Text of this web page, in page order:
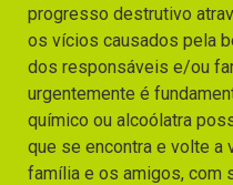
progresso destrutivo
os vícios causados pela
dos responsáveis e/ou
urgentemente é
químico ou alcoólatra
que se encontra e volte a
família e os amigos, com